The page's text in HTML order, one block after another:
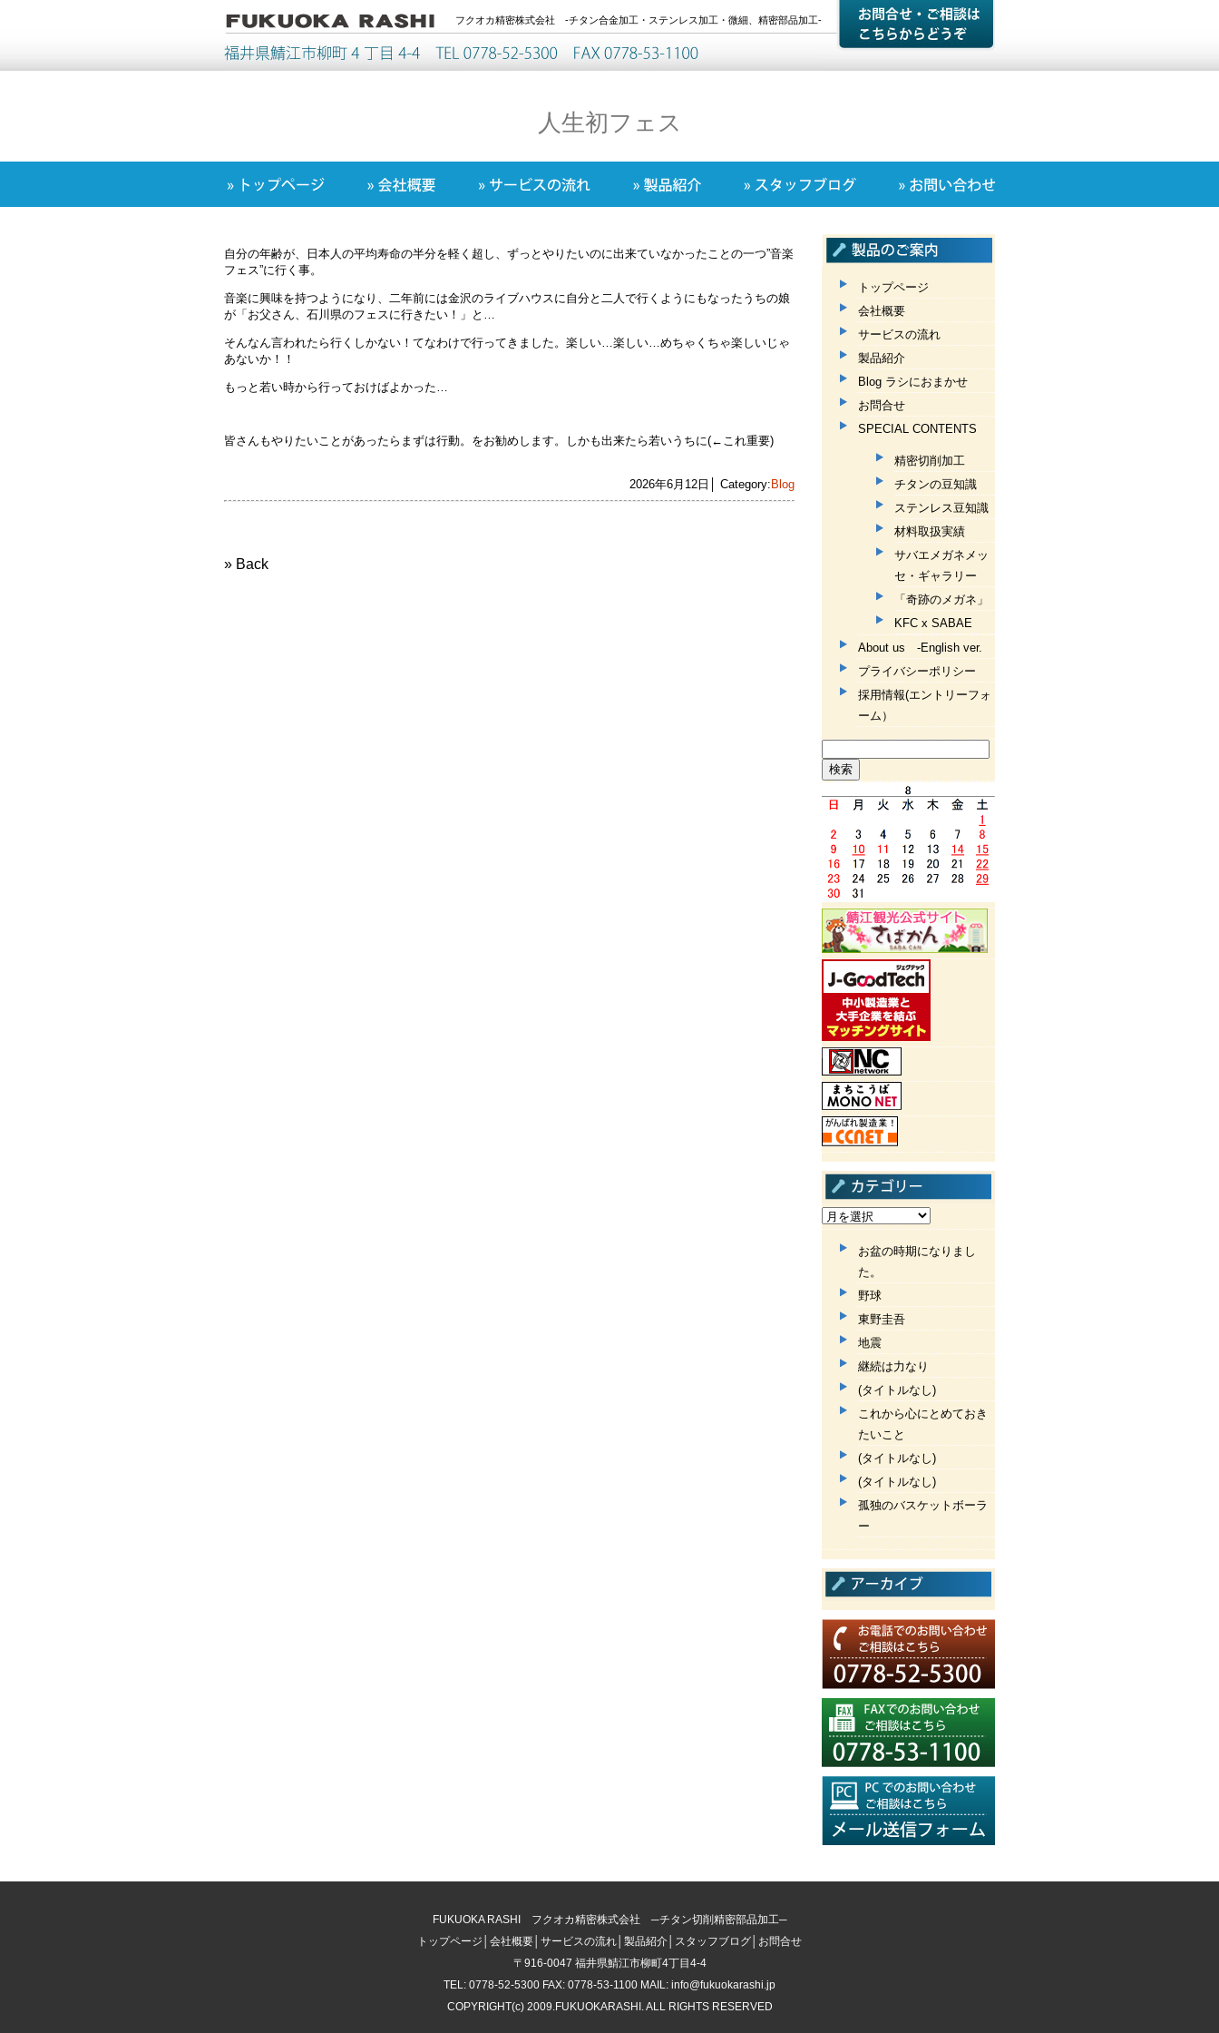
フクオカ精密株式会社 -チタン合金加工・ステンレス加工・微細、精密部品加工-
人生初フェス
自分の年齢が、日本人の平均寿命の半分を軽く超し、ずっとやりたいのに出来ていなかったことの一つ”音楽
フェス”に行く事。
音楽に興味を持つようになり、二年前には金沢のライブハウスに自分と二人で行くようにもなったうちの娘
が「お父さん、石川県のフェスに行きたい！」と…
そんなん言われたら行くしかない！てなわけで行ってきました。楽しい…楽しい…めちゃくちゃ楽しいじゃ
あないか！！
もっと若い時から行っておけばよかった…
皆さんもやりたいことがあったらまずは行動。をお勧めします。しかも出来たら若いうちに(←これ重要)
2026年6月12日│ Category: Blog
» Back
トップページ
会社概要
サービスの流れ
製品紹介
Blog ラシにおまかせ
お問合せ
SPECIAL CONTENTS
精密切削加工
チタンの豆知識
ステンレス豆知識
材料取扱実績
サバエメガネメッ
セ・ギャラリー
「奇跡のメガネ」
KFC x SABAE
About us -English ver.
プライバシーポリシー
採用情報(エントリーフォ
ーム）
索:
お盆の時期になりまし
た。
野球
東野圭吾
地震
継続は力なり
(タイトルなし)
これから心にとめておき
たいこと
(タイトルなし)
(タイトルなし)
孤独のバスケットボーラ
ー
FUKUOKA RASHI フクオカ精密株式会社 ─チタン切削精密部品加工─
トップページ
会社概要 サービスの流れ 製品紹介 スタッフブログ
お問合せ
〒916-0047 福井県鯖江市柳町4丁目4-4
TEL: 0778-52-5300 FAX: 0778-53-1100 MAIL: info@fukuokarashi.jp
COPYRIGHT(c) 2009.FUKUOKARASHI. ALL RIGHTS RESERVED